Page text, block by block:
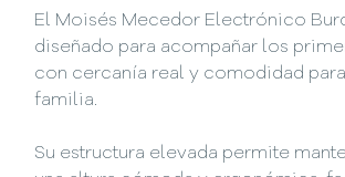
El Moisés Mecedor Electrónico
diseñado para acompañar los
con cercanía real y comodidad
familia.
Su estructura elevada permite